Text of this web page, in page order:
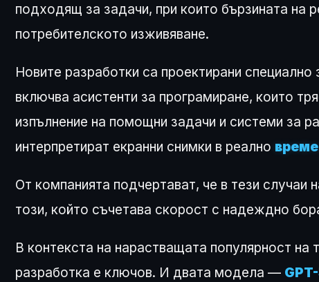
подходящ за задачи, при които бързината на
потребителското изживяване.
Новите разработки са проектирани специално
включва асистенти за програмиране, които
изпълнение на помощни задачи и системи за
интерпретират екранни снимки в реално време
От компанията подчертават, че в тези случаи
този, който съчетава скорост с надеждно
В контекста на нарастващата популярност на
разработка е ключов. И двата модела —